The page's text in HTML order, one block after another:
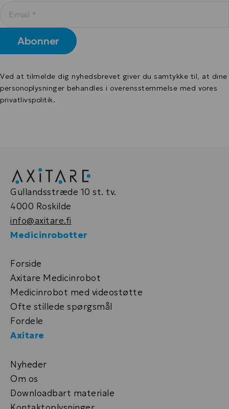
Ved at tilmelde dig nyhedsbrevet giver du samtykke til, at dine
personoplysninger behandles i overensstemmelse med vores
privatlivspolitik.
Gullandsstræde 10 st. tv.
4000 Roskilde
info@axitare.fi
Medicinrobotter
Forside
Axitare Medicinrobot
Medicinrobot med videostøtte
Ofte stillede spørgsmål
Fordele
Axitare
Nyheder
Om os
Downloadbart materiale